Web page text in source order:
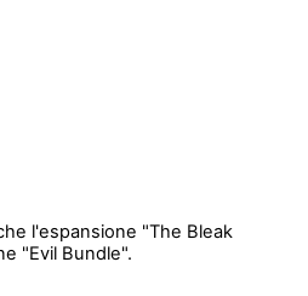
l'espansione "The Bleak
"Evil Bundle".